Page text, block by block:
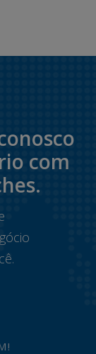
com